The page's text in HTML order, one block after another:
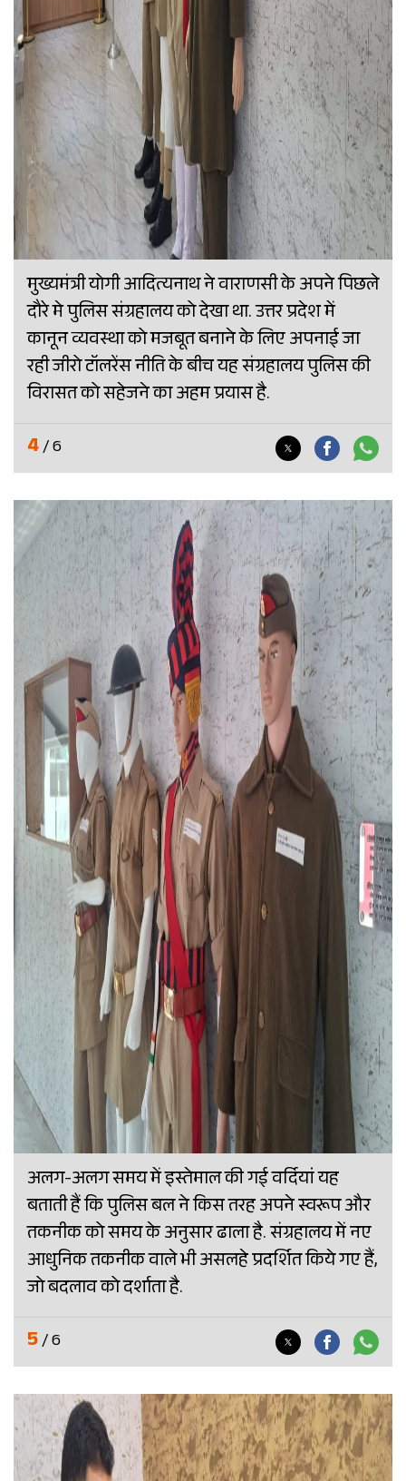
मुख्यमंत्री योगी आदित्यनाथ ने वाराणसी के अपने पिछले
दौरे मे पुलिस संग्रहालय को देखा था. उत्तर प्रदेश में
कानून व्यवस्था को मजबूत बनाने के लिए अपनाई जा
रही जीरो टॉलरेंस नीति के बीच यह संग्रहालय पुलिस की
विरासत को सहेजने का अहम प्रयास है.
4/ 6
अलग-अलग समय में इस्तेमाल की गई वर्दियां यह
बताती हैं कि पुलिस बल ने किस तरह अपने स्वरूप और
तकनीक को समय के अनुसार ढाला है. संग्रहालय में नए
आधुनिक तकनीक वाले भी असलहे प्रदर्शित किये गए हैं,
जो बदलाव को दर्शाता है.
5/ 6